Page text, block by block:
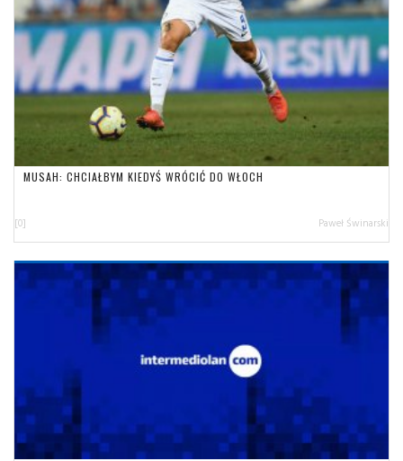
MUSAH: CHCIAŁBYM KIEDYŚ WRÓCIĆ DO WŁOCH
[0] Paweł Świnarski